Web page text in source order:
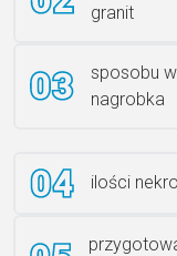
granit
sposobu
nagrobka
ilości